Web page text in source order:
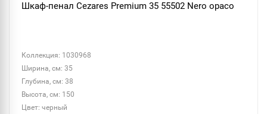
Шкаф-пенал Cezares Premium 35 55502 Nero opaco
Коллекция: 1030968
Ширина, см: 35
Глубина, см: 38
Высота, см: 150
Цвет: черный